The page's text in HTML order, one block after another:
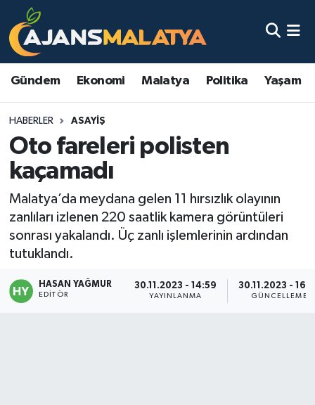
Gündem Ekonomi Malatya Politika Yaşam
HABERLER ASAYIŞ
Oto fareleri polisten
kaçamadı
Malatya’da meydana gelen 11 hırsızlık olayının
zanlıları izlenen 220 saatlik kamera görüntüleri
sonrası yakalandı. Üç zanlı işlemlerinin ardından
tutuklandı.
HASAN YAĞMUR
EDITÖR
30.11.2023 - 14:59
YAYINLANMA
30.11.2023 -
GÜNCELLEME
Asayiş
Eğitim
Gündem
Kadın
Malatya Nöbetçi Eczaneler
Malatya Namaz Vakitleri
Malatya Trafik Yoğunluk Haritası
TFF 3.Lig 2.Grup Puan Durumu ve Fikstür
Tüm Manşetler